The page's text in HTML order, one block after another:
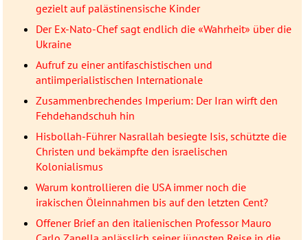
gezielt auf palästinensische Kinder
Der Ex-Nato-Chef sagt endlich die «Wahrheit» über die
Ukraine
Aufruf zu einer antifaschistischen und
antiimperialistischen Internationale
Zusammenbrechendes Imperium: Der Iran wirft den
Fehdehandschuh hin
Hisbollah-Führer Nasrallah besiegte Isis, schützte die
Christen und bekämpfte den israelischen
Kolonialismus
Warum kontrollieren die USA immer noch die
irakischen Öleinnahmen bis auf den letzten Cent?
Offener Brief an den italienischen Professor Mauro